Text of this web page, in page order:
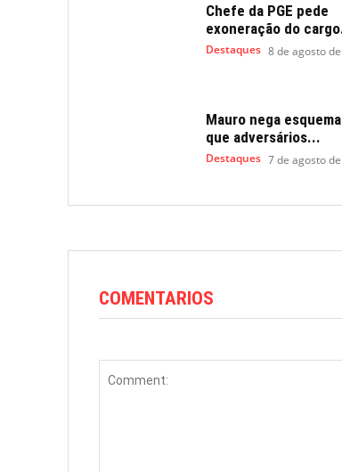
Chefe da PGE pede
exoneração do
Destaques 8 de agosto
Mauro nega
que adversários...
Destaques 7 de agosto
COMENTARIOS